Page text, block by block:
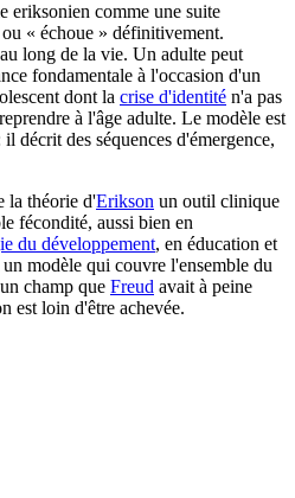
eriksonien comme une suite
« échoue » définitivement.
long de la vie. Un adulte peut
fondamentale à l'occasion d'un
dont la crise d'identité n'a pas
à l'âge adulte. Le modèle est
décrit des séquences d'émergence,
la théorie d'Erikson un outil clinique
fécondité, aussi bien en
du développement, en éducation et
modèle qui couvre l'ensemble du
champ que Freud avait à peine
est loin d'être achevée.